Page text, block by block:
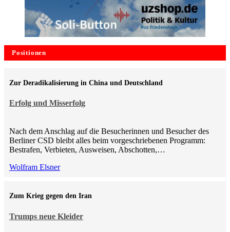
Positionen
Erfolg und Misserfolg
Zur Deradikalisierung in China und Deutschland
Nach dem Anschlag auf die Besucherinnen und Besucher des
Berliner CSD bleibt alles beim vorgeschriebenen Programm:
Bestrafen, Verbieten, Ausweisen, Abschotten,…
Wolfram Elsner
Trumps neue Kleider
Zum Krieg gegen den Iran